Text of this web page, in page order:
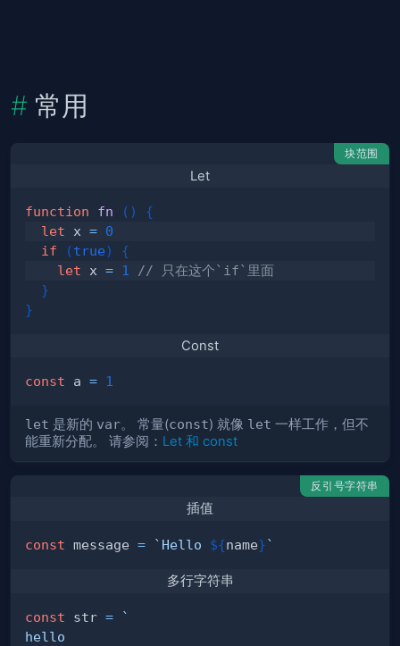
常用
块范围
Let
function fn ( )
{
let x = 0
if
(true)
{
let x = 1
// 只在这个`if`里面
}
}
Const
const a = 1
let 是新的 var。 常量(const) 就像 let 一样工作，但不
能重新分配。 请参阅： Let 和 const
反引号字符串
插值
const message = ` Hello ${name}`
多行字符串
const str =
`